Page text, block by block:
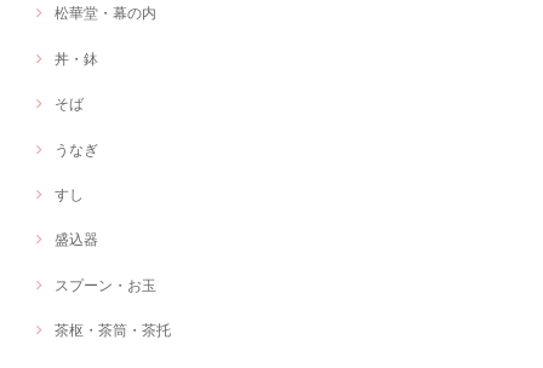
松華堂・幕の内
丼・鉢
そば
うなぎ
すし
盛込器
スプーン・お玉
茶枢・茶筒・茶托